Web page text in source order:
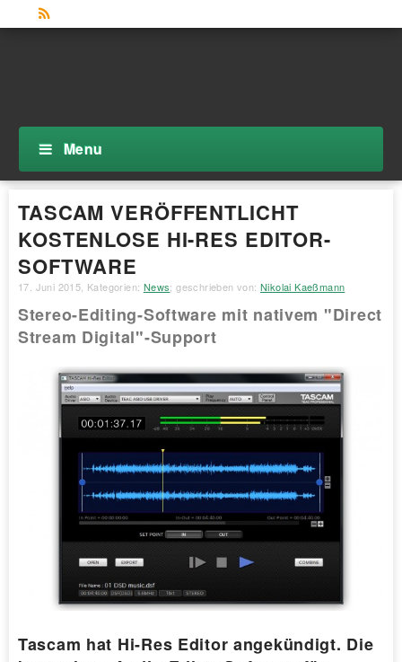
Menu
TASCAM VERÖFFENTLICHT
KOSTENLOSE HI-RES EDITOR-
SOFTWARE
17. Juni 2015 , Kategorien: News; geschrieben von: Nikolai Kaeßmann
Stereo-Editing-Software mit nativem "Direct
Stream Digital"-Support
Tascam hat Hi-Res Editor angekündigt. Die